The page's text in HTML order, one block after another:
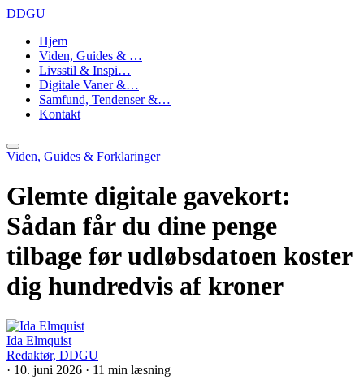
DDGU
Hjem
Viden, Guides & …
Livsstil & Inspi…
Digitale Vaner &…
Samfund, Tendenser &…
Kontakt
Viden, Guides & Forklaringer
Glemte digitale gavekort:
Sådan får du dine penge
tilbage før udløbsdatoen koster
dig hundredvis af kroner
Ida Elmquist
Redaktør, DDGU
· 10. juni 2026 · 11 min læsning